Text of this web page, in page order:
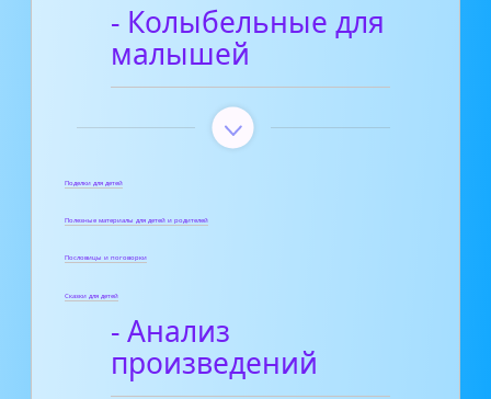
- Колыбельные для
малышей
Поделки для детей
Полезные материалы для детей и родителей
Пословицы и поговорки
Сказки для детей
- Анализ
произведений